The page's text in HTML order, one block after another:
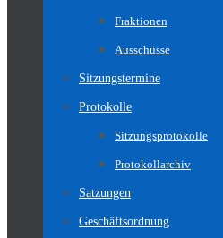
Fraktionen
Ausschüsse
Sitzungstermine
Protokolle
Sitzungsprotokolle
Protokollarchiv
Satzungen
Geschäftsordnung